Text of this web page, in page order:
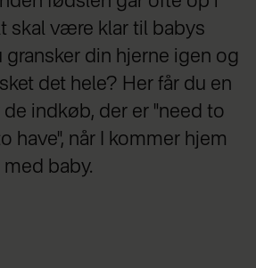
skal være klar til babys
gransker din hjerne igen og
det hele? Her får du en
indkøb, der er "need to
have", når I kommer hjem
baby.